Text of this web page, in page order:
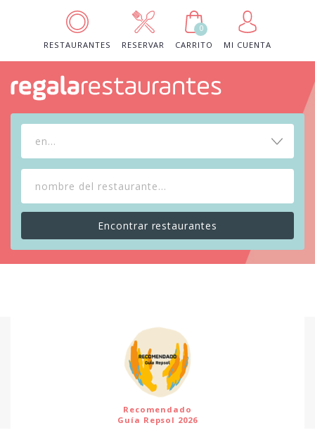
RESTAURANTES RESERVAR
0
CARRITO
MI CUENTA
en...
Recomendado
Guía Repsol 2026